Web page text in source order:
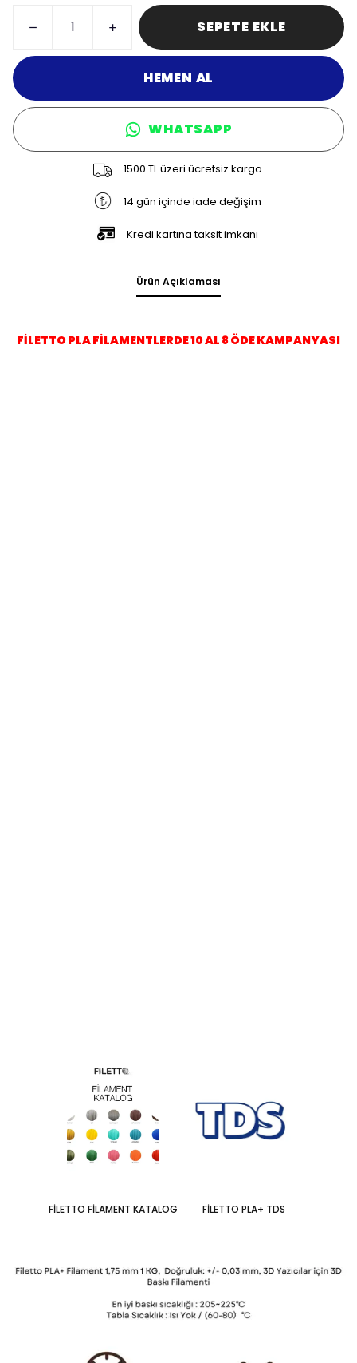
SEPETE EKLE
HEMEN AL
WHATSAPP
1500 TL üzeri ücretsiz kargo
14 gün içinde iade değişim
Kredi kartına taksit imkanı
Ürün Açıklaması
FİLETTO PLA FİLAMENTLERDE 10 AL 8 ÖDE KAMPANYASI
FİLETTO FİLAMENT KATALOG FİLETTO PLA+ TDS